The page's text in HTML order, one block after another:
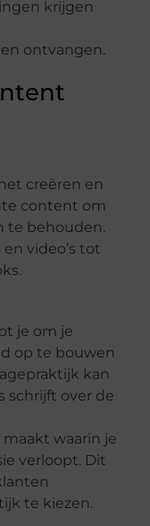
krijgen
ontvangen.
creëren en
content om
te behouden.
video’s tot
je om je
op te bouwen
kan
schrijft over de
maakt waarin je
verloopt. Dit
te kiezen.